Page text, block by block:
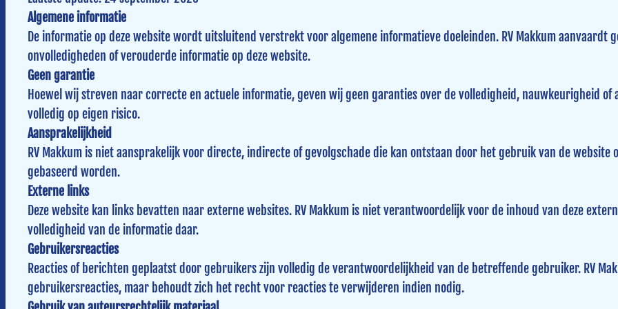
Algemene informatie
De informatie op deze website wordt uitsluitend verstrekt voor algemene informatieve doeleinden. RV Makkum aanvaardt
onvolledigheden of verouderde informatie op deze website.
Geen garantie
Hoewel wij streven naar correcte en actuele informatie, geven wij geen garanties over de volledigheid, nauwkeurigheid
volledig op eigen risico.
Aansprakelijkheid
RV Makkum is niet aansprakelijk voor directe, indirecte of gevolgschade die kan ontstaan door het gebruik van de
gebaseerd worden.
Externe links
Deze website kan links bevatten naar externe websites. RV Makkum is niet verantwoordelijk voor de inhoud van deze
volledigheid van de informatie daar.
Gebruikersreacties
Reacties of berichten geplaatst door gebruikers zijn volledig de verantwoordelijkheid van de betreffende gebruiker. RV
gebruikersreacties, maar behoudt zich het recht voor reacties te verwijderen indien nodig.